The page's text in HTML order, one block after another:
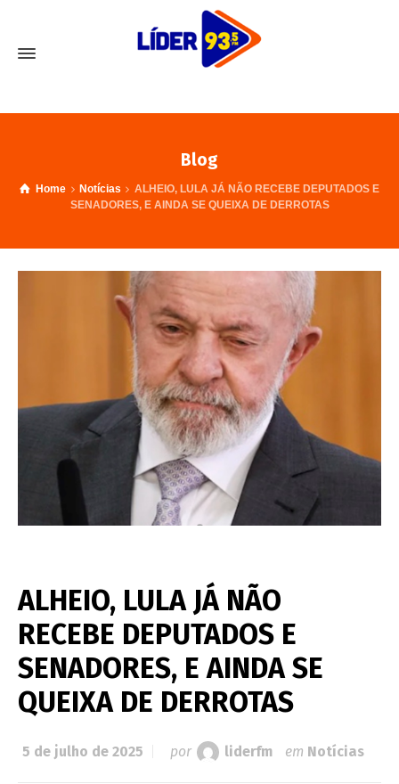
Blog
Home Notícias
ALHEIO, LULA JÁ NÃO RECEBE DEPUTADOS E
SENADORES, E AINDA SE QUEIXA DE DERROTAS
ALHEIO, LULA JÁ NÃO
RECEBE DEPUTADOS E
SENADORES, E AINDA SE
QUEIXA DE DERROTAS
5 de julho de 2025 por liderfm em Notícias